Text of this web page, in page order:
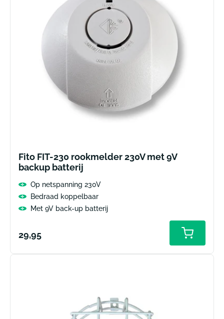
Fito FIT-230 rookmelder 230V met 9V
backup batterij
Op netspanning 230V
Bedraad koppelbaar
Met 9V back-up batterij
Normale
29,95